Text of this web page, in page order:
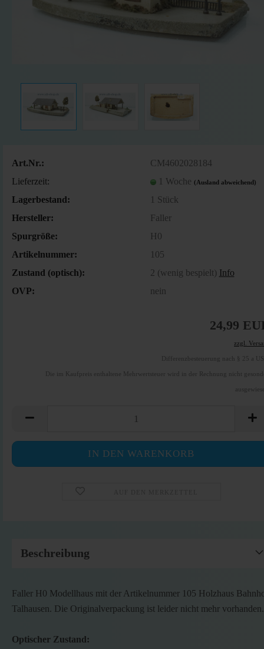
Art.Nr.:
CM4602028184
Lieferzeit:
1 Woche (Ausland abweichend)
Lagerbestand: 1 Stück
Hersteller:
Faller
Spurgröße:
H0
Artikelnummer:
105
Zustand (optisch):
2 (wenig bespielt) Info
OVP:
nein
24,99
zzgl.
Differenzbesteuerung nach § 25 a
Die im Kaufpreis enthaltene Mehrwertsteuer wird in der Rechnung nicht
Beschreibung
Faller H0 Modellhaus mit der Artikelnummer 105 Holzhaus
Talhausen. Die Originalverpackung ist leider nicht mehr vorhanden.
Optischer Zustand: